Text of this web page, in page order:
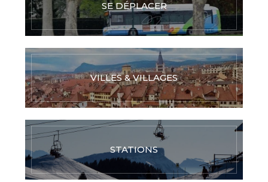
SE DÉPLACER
VILLES & VILLAGES
STATIONS